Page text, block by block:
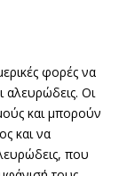
φορές να
αλευρώδεις. Οι
και μπορούν
και να
που